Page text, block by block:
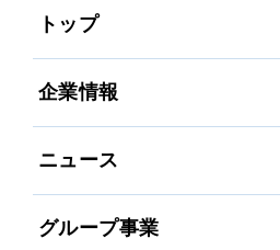
トップ
企業情報
ニュース
グループ事業